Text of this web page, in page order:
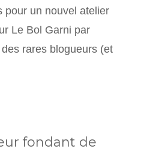
pour un nouvel atelier
Le Bol Garni par
rares blogueurs (et
fondant de